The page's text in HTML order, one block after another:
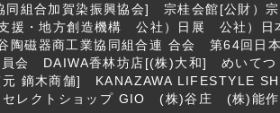
組合加賀染振興協会] 宗桂会館[公財）
援・地方創造機構 公社）日展 公社）日
磁器商工業協同組合連 合会 第64回日
員会 DAIWA香林坊店[(株)大和] めいてつ
鏑木商舗] KANAZAWA LIFESTYLE
セレクトショップ GIO (株)谷庄 (株)能